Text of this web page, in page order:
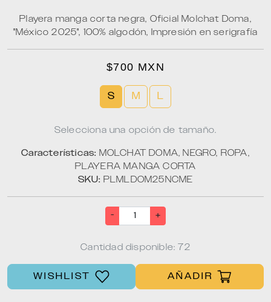
Playera manga corta negra, Oficial Molchat Doma,
"México 2025", 100% algodón, Impresión en serigrafía
$700 MXN
S M L
Selecciona una opción de tamaño.
Características: MOLCHAT DOMA, NEGRO, ROPA,
PLAYERA MANGA CORTA
SKU: PLMLDOM25NCME
- +
Cantidad disponible: 72
WISHLIST AÑADIR